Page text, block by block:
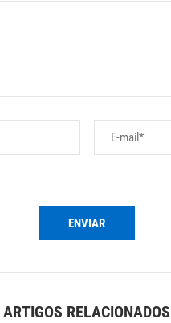
ARTIGOS RELACIONADOS